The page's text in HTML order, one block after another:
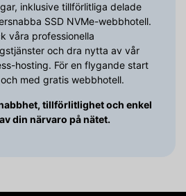
inklusive tillförlitliga delade
SSD NVMe-webbhotell.
våra professionella
och dra nytta av vår
hosting. För en flygande start
med gratis webbhotell.
tillförlitlighet och enkel
din närvaro på nätet.